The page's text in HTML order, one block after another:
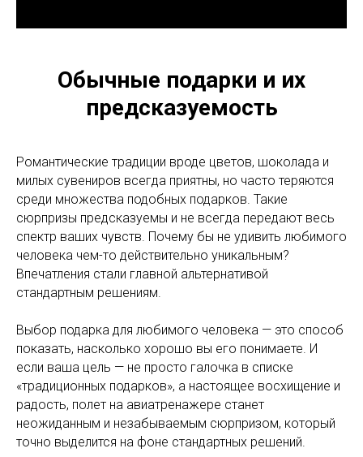
Обычные подарки и их
предсказуемость
Романтические традиции вроде цветов, шоколада и
милых сувениров всегда приятны, но часто теряются
среди множества подобных подарков. Такие
сюрпризы предсказуемы и не всегда передают весь
спектр ваших чувств. Почему бы не удивить любимого
человека чем-то действительно уникальным?
Впечатления стали главной альтернативой
стандартным решениям.
Выбор подарка для любимого человека — это способ
показать, насколько хорошо вы его понимаете. И
если ваша цель — не просто галочка в списке
«традиционных подарков», а настоящее восхищение и
радость, полет на авиатренажере станет
неожиданным и незабываемым сюрпризом, который
точно выделится на фоне стандартных решений.